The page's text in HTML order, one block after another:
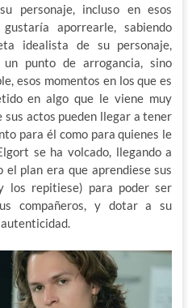
personaje, incluso en esos
aporrearle, sabiendo
idealista de su personaje,
un punto de arrogancia, sino
esos momentos en los que es
en algo que le viene muy
sus actos pueden llegar a tener
para él como para quienes le
se ha volcado, llegando a
plan era que aprendiese sus
los repitiese) para poder ser
compañeros, y dotar a su